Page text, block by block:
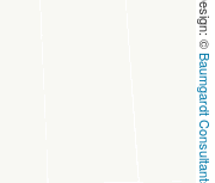
Baumgardt Consultants GbR